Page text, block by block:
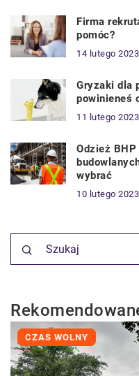
Firma
pomóc?
14 lutego 2023
Gryzaki dla
powinieneś
11 lutego 2023
Odzież
wybrać
10 lutego 2023
CZAS WOLNY